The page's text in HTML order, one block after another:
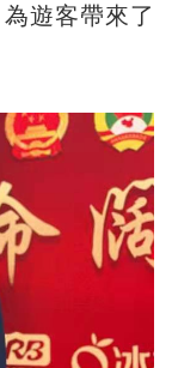
遊客帶來了